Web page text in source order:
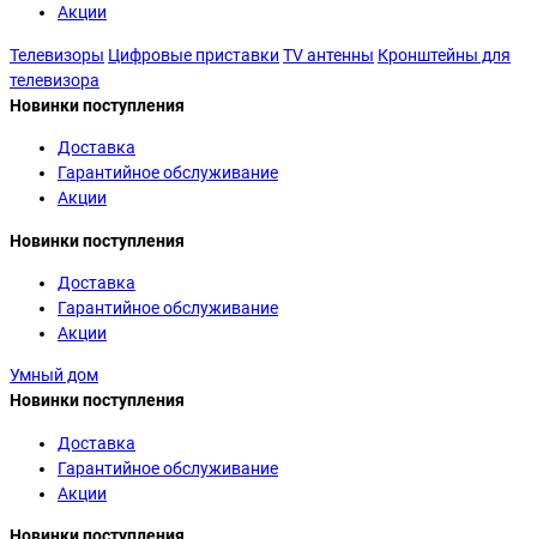
Акции
Телевизоры Цифровые приставки TV антенны Кронштейны для
телевизора
Новинки поступления
Доставка
Гарантийное обслуживание
Акции
Новинки поступления
Доставка
Гарантийное обслуживание
Акции
Умный дом
Новинки поступления
Доставка
Гарантийное обслуживание
Акции